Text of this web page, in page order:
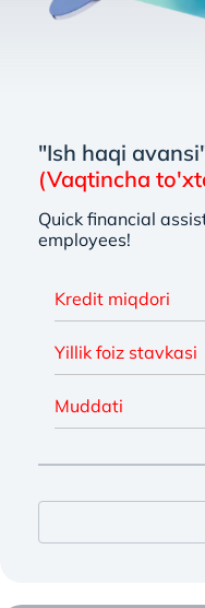
"Ish haqi
(Vaqtincha
Quick financial
employees!
Kredit miqdori
Yillik foiz stavkasi
Muddati